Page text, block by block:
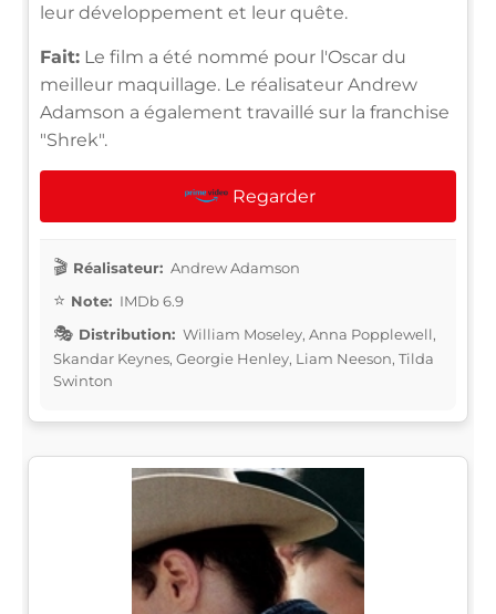
leur développement et leur quête.
Fait: Le film a été nommé pour l'Oscar du
meilleur maquillage. Le réalisateur Andrew
Adamson a également travaillé sur la franchise
"Shrek".
Regarder
Réalisateur: Andrew Adamson
Note: IMDb 6.9
Distribution: William Moseley, Anna Popplewell,
Skandar Keynes, Georgie Henley, Liam Neeson, Tilda
Swinton